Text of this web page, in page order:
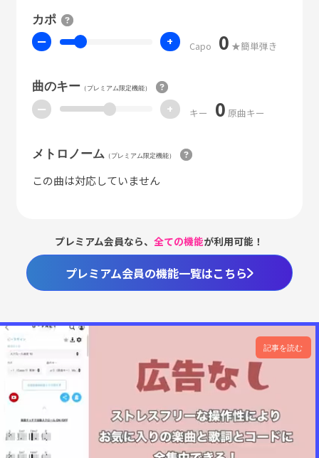
カポ
ー + Capo 0 ★簡単弾き
曲のキー（プレミアム限定機能）
ー + キー 0 原曲キー
メトロノーム （プレミアム限定機能）
この曲は対応していません
プレミアム会員なら、全ての機能が利用可能！
プレミアム会員の機能一覧はこちら
記事を読む